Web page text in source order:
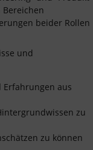
Bereichen
beider Rollen
und
aus
zu
zu können